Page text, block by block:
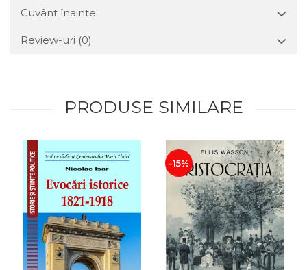
Cuvânt înainte
Review-uri (0)
PRODUSE SIMILARE
-15%